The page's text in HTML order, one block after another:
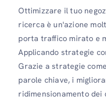
Ottimizzare il tuo
ricerca è un'azione
porta traffico mirato e
Applicando strategie
Grazie a strategie
parole chiave, i
ridimensionamento